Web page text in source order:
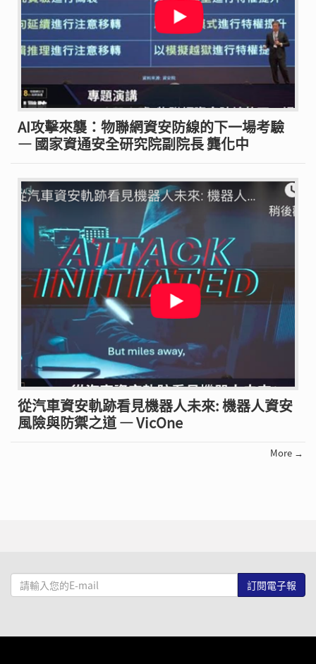
AI攻擊來襲：物聯網資安防線的下一場考驗
— 國家資通安全研究院副院長 龔化中
從汽車資安軌跡看見機器人未來: 機器人資安
風險與防禦之道 — VicOne
More →
請
輸